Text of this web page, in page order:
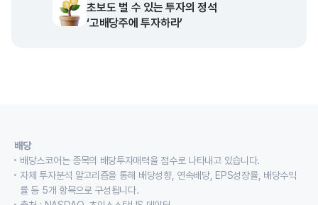
초보도 벌 수 있는 투자의 정석
‘고배당주에 투자하라’
배당
배당스코어는 종목의 배당투자매력을 점수로 나타내고 있습니다.
자체 투자분석 알고리즘을 통해 배당성향, 연속배당, EPS성장률, 배당수익
률 등 5개 항목으로 구성됩니다.